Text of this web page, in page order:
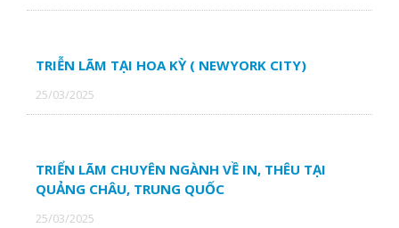
TRIỄN LÃM TẠI HOA KỲ ( NEWYORK CITY)
25/03/2025
TRIỂN LÃM CHUYÊN NGÀNH VỀ IN, THÊU TẠI
QUẢNG CHÂU, TRUNG QUỐC
25/03/2025